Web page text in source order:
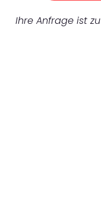
Ihre Anfrage ist